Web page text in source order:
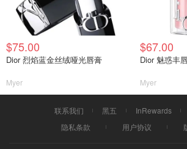
$75.00
Dior 烈焰蓝金丝绒哑光唇膏
Myer
$67.00
Dior 魅惑丰
Myer
联系我们 黑五 InRewards
隐私条款
用户协议